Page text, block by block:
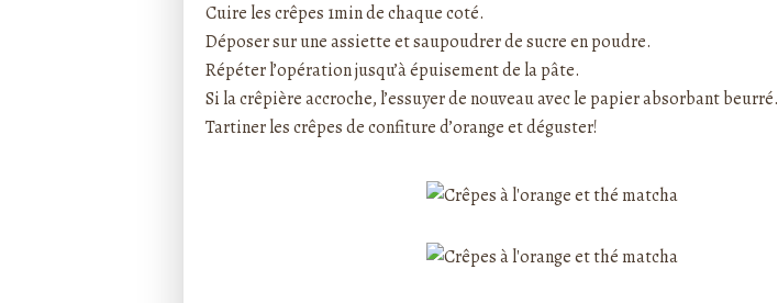
Cuire les crêpes 1min de chaque coté.
Déposer sur une assiette et saupoudrer de sucre en poudre.
Répéter l’opération jusqu’à épuisement de la pâte.
Si la crêpière accroche, l’essuyer de nouveau avec le papier absorbant beurré.
Tartiner les crêpes de confiture d’orange et déguster!